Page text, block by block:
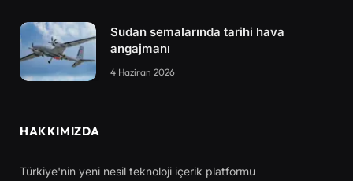
Sudan semalarında tarihi hava
angajmanı
4 Haziran 2026
HAKKIMIZDA
Türkiye'nin yeni nesil teknoloji içerik platformu